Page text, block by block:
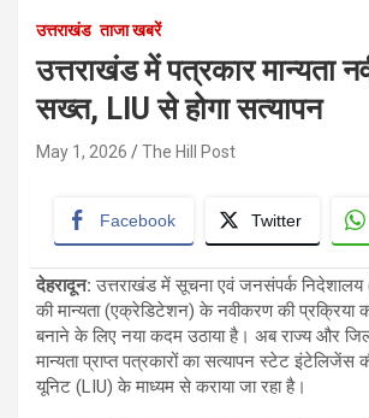
उत्तराखंड ताजा खबरें
उत्तराखंड में पत्रकार मान्यता
सख्त, LIU से होगा सत्यापन
May 1, 2026 The Hill Post
Facebook Twitter
देहरादून: उत्तराखंड में सूचना एवं जनसंपर्क निदेशालय
की मान्यता (एक्रेडिटेशन) के नवीकरण की प्रक्रिया
बनाने के लिए नया कदम उठाया है। अब राज्य और
मान्यता प्राप्त पत्रकारों का सत्यापन स्टेट
यूनिट (LIU) के माध्यम से कराया जा रहा है।